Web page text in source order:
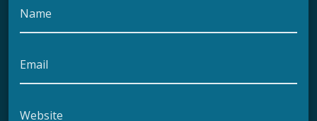
Name
Email
Website